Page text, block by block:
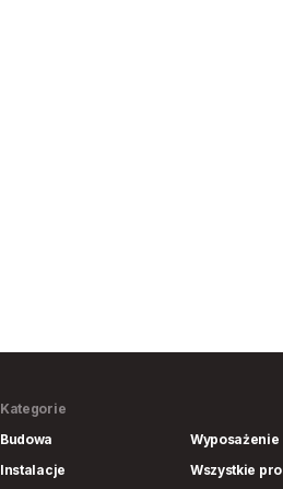
Kategorie
Budowa
Instalacje
Wyposażenie
Wszystkie